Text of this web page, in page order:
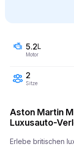
5.2L
Motor
2
Sitze
Aston Martin
Luxusauto-
Erlebe britischen